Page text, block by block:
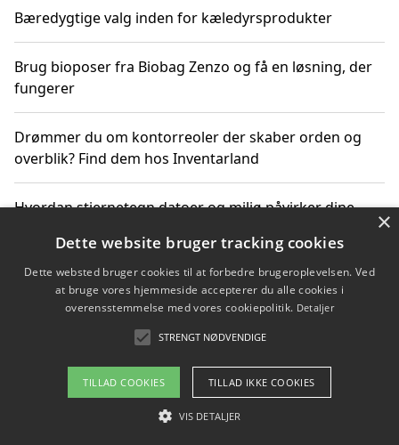
Bæredygtige valg inden for kæledyrsprodukter
Brug bioposer fra Biobag Zenzo og få en løsning, der
fungerer
Drømmer du om kontorreoler der skaber orden og
overblik? Find dem hos Inventarland
Hvordan stjernetegn datoer og miljø påvirker dine
Bæredygtige gadgets til en grønnere hverdag
Om / kontakt
Blog Betingelser
×
Dette website bruger tracking cookies
Dette websted bruger cookies til at forbedre brugeroplevelsen. Ved
at bruge vores hjemmeside accepterer du alle cookies i
overensstemmelse med vores cookiepolitik. Detaljer
STRENGT NØDVENDIGE
TILLAD COOKIES TILLAD IKKE COOKIES
VIS DETALJER